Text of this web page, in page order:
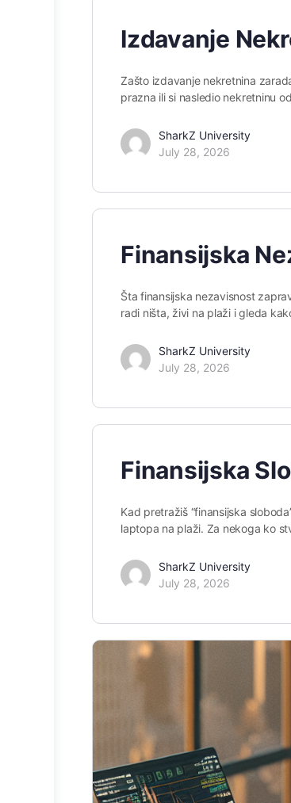
Izdavanje
Zašto izdavanje nekretnina
prazna ili si nasledio nekretninu
SharkZ University
July 28, 2026
Finansijska
Šta finansijska nezavisnost
radi ništa, živi na plaži i gleda
SharkZ University
July 28, 2026
Finansijska
Kad pretražiš “finansijska
laptopa na plaži. Za nekoga ko
SharkZ University
July 28, 2026